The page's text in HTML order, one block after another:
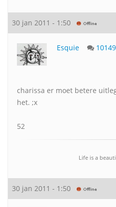
30 jan 2011 - 1:50
Esquie 10149
charissa er moet betere
het. ;x
52
Life is a
30 jan 2011 - 1:50